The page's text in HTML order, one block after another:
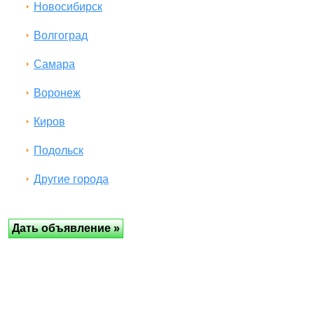
Новосибирск
Волгоград
Самара
Воронеж
Киров
Подольск
Другие города